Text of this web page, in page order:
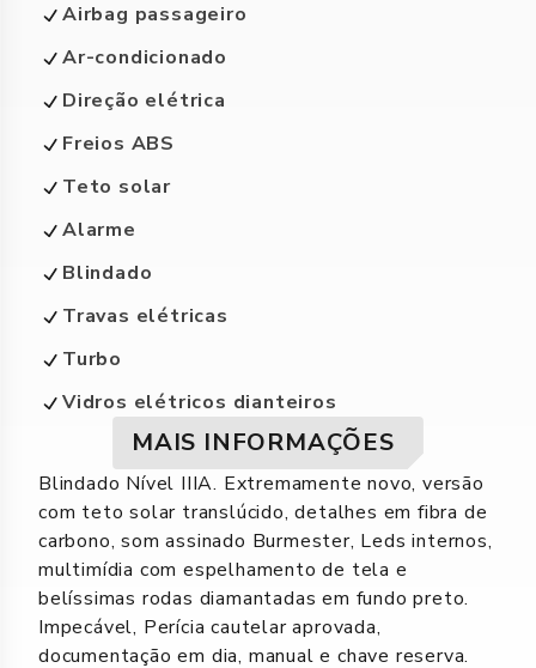
Airbag passageiro
Ar-condicionado
Direção elétrica
Freios ABS
Teto solar
Alarme
Blindado
Travas elétricas
Turbo
Vidros elétricos dianteiros
MAIS INFORMAÇÕES
Blindado Nível IIIA. Extremamente novo, versão
com teto solar translúcido, detalhes em fibra de
carbono, som assinado Burmester, Leds internos,
multimídia com espelhamento de tela e
belíssimas rodas diamantadas em fundo preto.
Impecável, Perícia cautelar aprovada,
documentação em dia, manual e chave reserva.